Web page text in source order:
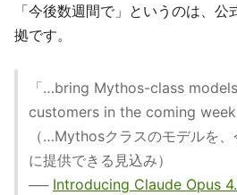
「今後数週間で」というのは、
拠です。
「…bring Mythos-class
customers in the coming
（…Mythosクラスのモデルを
に提供できる見込み）
── Introducing Claude Opus